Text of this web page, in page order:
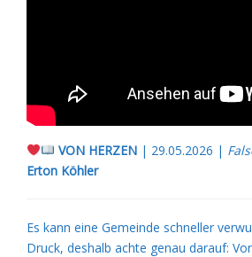
VON HERZEN| 29.05.2026 |
Erton Köhler
Es kann eine Gemeinde schneller
Druck, deshalb achte genau darauf: